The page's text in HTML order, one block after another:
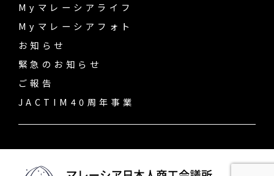
Myマレーシアライフ
Myマレーシアフォト
お知らせ
緊急のお知らせ
ご報告
JACTIM40周年事業